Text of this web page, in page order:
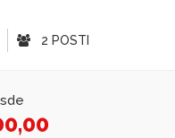
2 POSTI